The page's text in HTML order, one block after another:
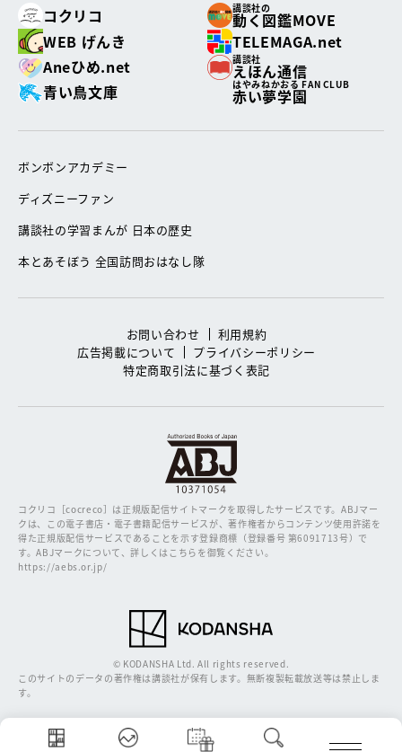
コクリコ
講談社の
動く図鑑MOVE
WEB げんき
TELEMAGA.net
Aneひめ.net
講談社
えほん通信
青い鳥文庫
はやみねかおる FAN CLUB
赤い夢学園
ボンボンアカデミー
ディズニーファン
講談社の学習まんが 日本の歴史
本とあそぼう 全国訪問おはなし隊
お問い合わせ
利用規約
広告掲載について
プライバシーポリシー
特定商取引法に基づく表記
コクリコ［cocreco］は正規版配信サイトマークを取得したサービスです。ABJマー
クは、この電子書店・電子書籍配信サービスが、著作権者からコンテンツ使用許諾を
得た正規版配信サービスであることを示す登録商標（登録番号 第6091713号）で
す。ABJマークについて、詳しくはこちらを御覧ください。
https://aebs.or.jp/
© KODANSHA Ltd. All rights reserved.
このサイトのデータの著作権は講談社が保有します。無断複製転載放送等は禁止しま
す。